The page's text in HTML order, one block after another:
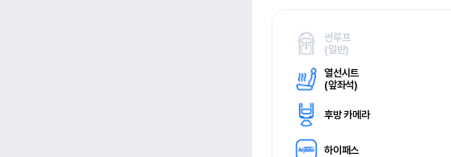
썬루프
(일반)
열선시트
(앞좌석)
후방 카메라
하이패스